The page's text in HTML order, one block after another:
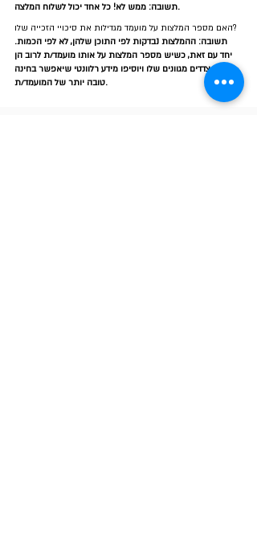
תשובה: ממש לא! כל אחד יכול לשלוח המלצה.
האם מספר המלצות על מועמד מגדילות את סיכויי הזכייה שלו?
תשובה: ההמלצות נבדקות לפי התוכן שלהן, לא לפי הכמות.
יחד עם זאת, כשיש מספר המלצות על אותו מועמד/ת לרוב הן
יתארו צדדים מגוונים שלו ויוסיפו מידע רלוונטי שיאפשר בחינה
טובה יותר של המועמד/ת.